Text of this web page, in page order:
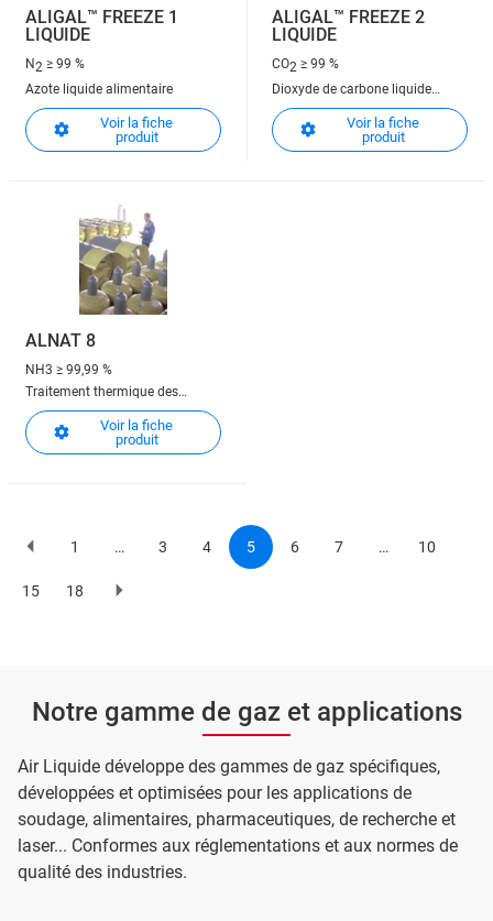
ALIGAL™ FREEZE 1
LIQUIDE
N2 ≥ 99 %
Azote liquide alimentaire
Voir la fiche
produit
ALIGAL™ FREEZE 2
LIQUIDE
CO2 ≥ 99 %
Dioxyde de carbone liquide
alimentaire
Voir la fiche
produit
ALNAT 8
NH3 ≥ 99,99 %
Traitement thermique des
métaux
Voir la fiche
produit
PreviousPage
1 … Page
3 Page
4
Current
page
5 Page
6 Page
7 … Page
10
Page
15 Page
18
Page
Notre gamme de gaz et applications
Air Liquide développe des gammes de gaz spécifiques,
développées et optimisées pour les applications de
soudage, alimentaires, pharmaceutiques, de recherche et
laser... Conformes aux réglementations et aux normes de
qualité des industries.